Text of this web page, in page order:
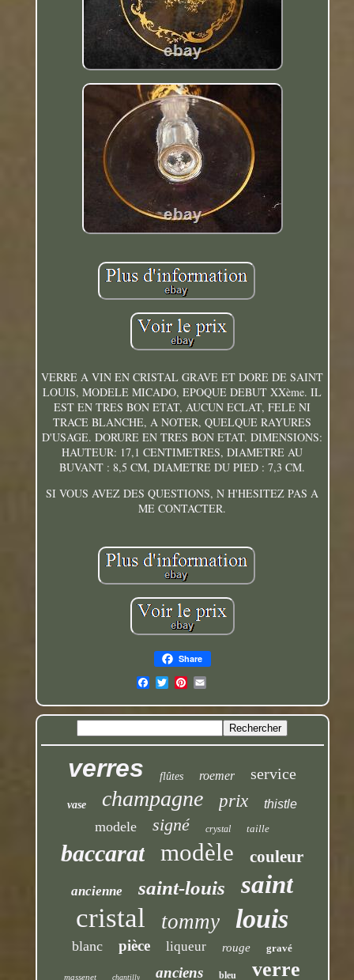
VERRE A VIN EN CRISTAL GRAVE ET DORE DE SAINT
LOUIS, MODELE MICADO, EPOQUE DEBUT XXème. IL
EST EN TRES BON ETAT, AUCUN ECLAT, FELE NI
TRACE BLANCHE, A NOTER, QUELQUE RAYURES
D'USAGE. DORURE EN TRES BON ETAT. DIMENSIONS:
HAUTEUR: 17,1 CENTIMETRES, DIAMETRE AU
BUVANT : 8,5 CM, DIAMETRE DU PIED : 7,3 CM.
SI VOUS AVEZ DES QUESTIONS, N H'HESITEZ PAS A
ME CONTACTER.
Share
verres flûtes roemer service
vase champagne prix thistle
modele signé crystal taille
baccarat modèle couleur
ancienne saint-louis saint
cristal tommy louis
blanc pièce liqueur rouge gravé
massenet chantilly anciens bleu verre